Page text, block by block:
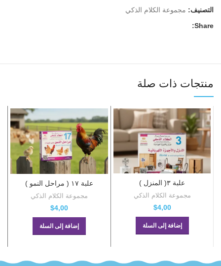
التصنيف: مجموعة الكلام الذكي
Share:
منتجات ذات صلة
علبة ٣( المنزل )
مجموعة الكلام الذكي
$4,00
إضافة إلى السلة
علبة ١٧ ( مراحل النمو )
مجموعة الكلام الذكي
$4,00
إضافة إلى السلة